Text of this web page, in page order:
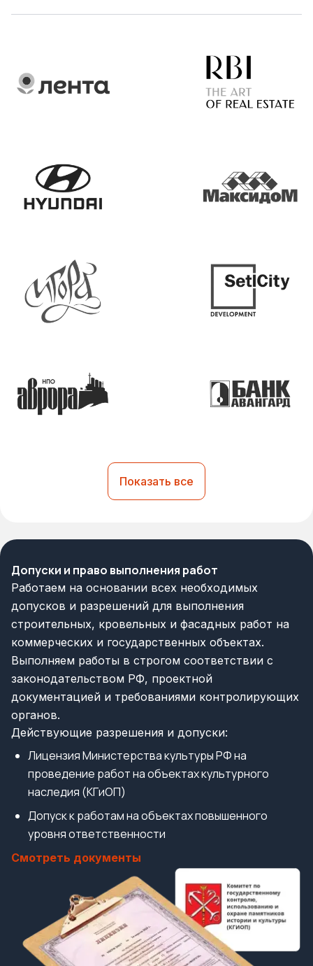
Показать все
Допуски и право выполнения работ
Работаем на основании всех необходимых
допусков и разрешений для выполнения
строительных, кровельных и фасадных работ на
коммерческих и государственных объектах.
Выполняем работы в строгом соответствии с
законодательством РФ, проектной
документацией и требованиями контролирующих
органов.
Действующие разрешения и допуски:
Лицензия Министерства культуры РФ на
проведение работ на объектах культурного
наследия (КГиОП)
Допуск к работам на объектах повышенного
уровня ответственности
Смотреть документы